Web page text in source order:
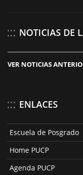
NOTICIAS DE
VER NOTICIAS
ENLACES
Escuela de Posgrado
Home PUCP
Agenda PUCP